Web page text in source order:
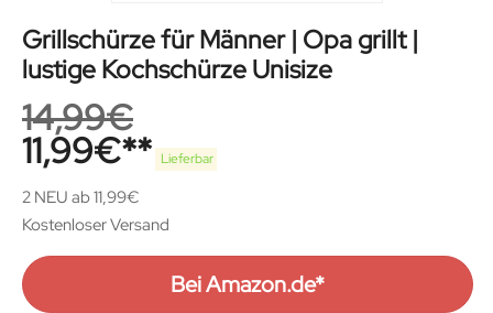
Grillschürze für Männer | Opa grillt |
lustige Kochschürze Unisize
14,99€
11,99€ Lieferbar
2 NEU ab 11,99€
Kostenloser Versand
Bei Amazon.de*